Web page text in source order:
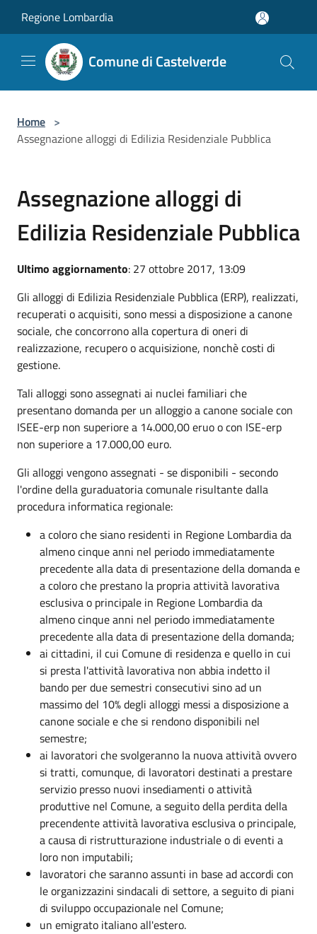
Regione Lombardia
Comune di Castelverde
Home >
Assegnazione alloggi di Edilizia Residenziale Pubblica
Assegnazione alloggi di
Edilizia Residenziale Pubblica
Ultimo aggiornamento: 27 ottobre 2017, 13:09
Gli alloggi di Edilizia Residenziale Pubblica (ERP), realizzati,
recuperati o acquisiti, sono messi a disposizione a canone
sociale, che concorrono alla copertura di oneri di
realizzazione, recupero o acquisizione, nonchè costi di
gestione.
Tali alloggi sono assegnati ai nuclei familiari che
presentano domanda per un alloggio a canone sociale con
ISEE-erp non superiore a 14.000,00 eruo o con ISE-erp
non superiore a 17.000,00 euro.
Gli alloggi vengono assegnati - se disponibili - secondo
l'ordine della guraduatoria comunale risultante dalla
procedura informatica regionale:
a coloro che siano residenti in Regione Lombardia da
almeno cinque anni nel periodo immediatamente
precedente alla data di presentazione della domanda e
a coloro che prestano la propria attività lavorativa
esclusiva o principale in Regione Lombardia da
almeno cinque anni nel periodo immediatamente
precedente alla data di presentazione della domanda;
ai cittadini, il cui Comune di residenza e quello in cui
si presta l'attività lavorativa non abbia indetto il
bando per due semestri consecutivi sino ad un
massimo del 10% degli alloggi messi a disposizione a
canone sociale e che si rendono disponibili nel
semestre;
ai lavoratori che svolgeranno la nuova attività ovvero
si tratti, comunque, di lavoratori destinati a prestare
servizio presso nuovi insediamenti o attività
produttive nel Comune, a seguito della perdita della
precendente attività lavorativa esclusiva o principale,
a causa di ristrutturazione industriale o di eventi a
loro non imputabili;
lavoratori che saranno assunti in base ad accordi con
le organizzazini sindacali di settore, a seguito di piani
di sviluppo occupazionale nel Comune;
un emigrato italiano all'estero.